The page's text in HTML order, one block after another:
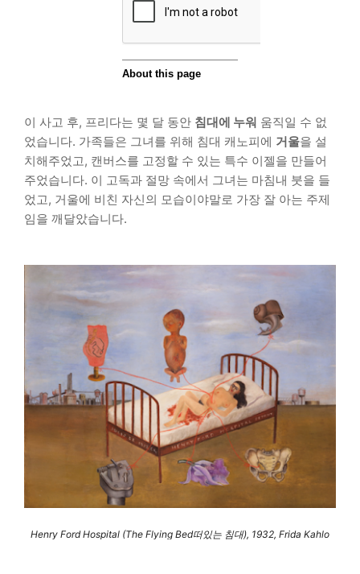
이 사고 후, 프리다는 몇 달 동안 침대에 누워 움직일 수 없
었습니다. 가족들은 그녀를 위해 침대 캐노피에 거울을 설
치해주었고, 캔버스를 고정할 수 있는 특수 이젤을 만들어
주었습니다. 이 고독과 절망 속에서 그녀는 마침내 붓을 들
었고, 거울에 비친 자신의 모습이야말로 가장 잘 아는 주제
임을 깨달았습니다.
Henry Ford Hospital (The Flying Bed떠있는 침대), 1932, Frida Kahlo